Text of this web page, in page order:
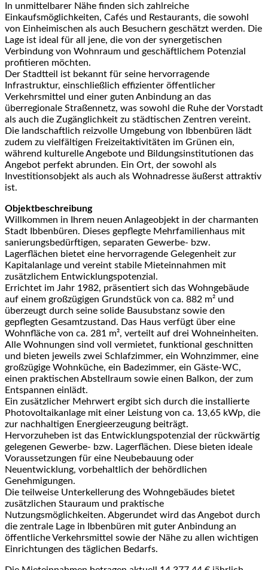
In unmittelbarer Nähe finden sich zahlreiche
Einkaufsmöglichkeiten, Cafés und Restaurants, die sowohl
von Einheimischen als auch Besuchern geschätzt werden. Die
Lage ist ideal für all jene, die von der synergetischen
Verbindung von Wohnraum und geschäftlichem Potenzial
profitieren möchten.
Der Stadtteil ist bekannt für seine hervorragende
Infrastruktur, einschließlich effizienter öffentlicher
Verkehrsmittel und einer guten Anbindung an das
überregionale Straßennetz, was sowohl die Ruhe der Vorstadt
als auch die Zugänglichkeit zu städtischen Zentren vereint.
Die landschaftlich reizvolle Umgebung von Ibbenbüren lädt
zudem zu vielfältigen Freizeitaktivitäten im Grünen ein,
während kulturelle Angebote und Bildungsinstitutionen das
Angebot perfekt abrunden. Ein Ort, der sowohl als
Investitionsobjekt als auch als Wohnadresse äußerst attraktiv
ist.
Objektbeschreibung
Willkommen in Ihrem neuen Anlageobjekt in der charmanten
Stadt Ibbenbüren. Dieses gepflegte Mehrfamilienhaus mit
sanierungsbedürftigen, separaten Gewerbe- bzw.
Lagerflächen bietet eine hervorragende Gelegenheit zur
Kapitalanlage und vereint stabile Mieteinnahmen mit
zusätzlichem Entwicklungspotenzial.
Errichtet im Jahr 1982, präsentiert sich das Wohngebäude
auf einem großzügigen Grundstück von ca. 882 m² und
überzeugt durch seine solide Bausubstanz sowie den
gepflegten Gesamtzustand. Das Haus verfügt über eine
Wohnfläche von ca. 281 m², verteilt auf drei Wohneinheiten.
Alle Wohnungen sind voll vermietet, funktional geschnitten
und bieten jeweils zwei Schlafzimmer, ein Wohnzimmer, eine
großzügige Wohnküche, ein Badezimmer, ein Gäste-WC,
einen praktischen Abstellraum sowie einen Balkon, der zum
Entspannen einlädt.
Ein zusätzlicher Mehrwert ergibt sich durch die installierte
Photovoltaikanlage mit einer Leistung von ca. 13,65 kWp, die
zur nachhaltigen Energieerzeugung beiträgt.
Hervorzuheben ist das Entwicklungspotenzial der rückwärtig
gelegenen Gewerbe- bzw. Lagerflächen. Diese bieten ideale
Voraussetzungen für eine Neubebauung oder
Neuentwicklung, vorbehaltlich der behördlichen
Genehmigungen.
Die teilweise Unterkellerung des Wohngebäudes bietet
zusätzlichen Stauraum und praktische
Nutzungsmöglichkeiten. Abgerundet wird das Angebot durch
die zentrale Lage in Ibbenbüren mit guter Anbindung an
öffentliche Verkehrsmittel sowie der Nähe zu allen wichtigen
Einrichtungen des täglichen Bedarfs.